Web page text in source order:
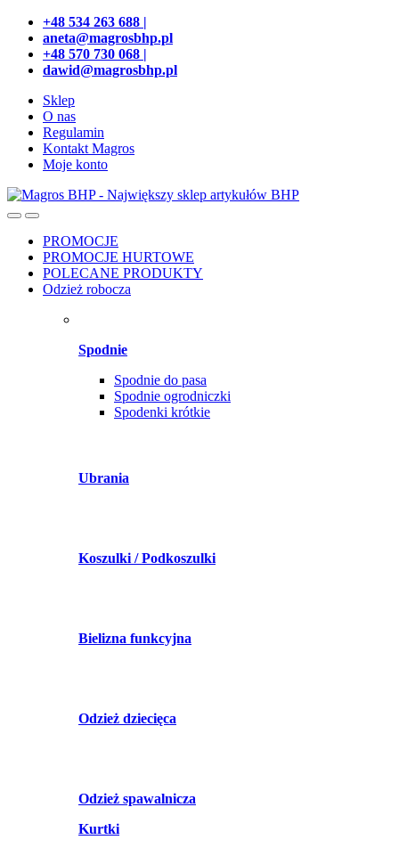
Przejdź
nawigacji
Przeskocz
treści
+48 534 263 688 |
aneta@magrosbhp.pl
+48 570 730 068 |
dawid@magrosbhp.pl
Sklep
O nas
Regulamin
Kontakt Magros
Moje konto
PROMOCJE
PROMOCJE HURTOWE
POLECANE PRODUKTY
Odzież robocza
Spodnie
Spodnie do pasa
Spodnie ogrodniczki
Spodenki krótkie
Ubrania
Koszulki / Podkoszulki
Bielizna funkcyjna
Odzież dziecięca
Odzież spawalnicza
Kurtki